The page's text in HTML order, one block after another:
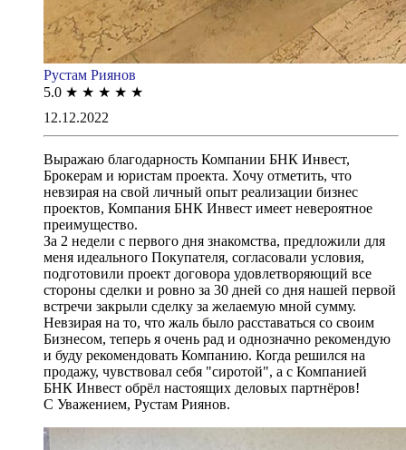
Рустам Риянов
5.0 ★ ★ ★ ★ ★
12.12.2022
Выражаю благодарность Компании БНК Инвест,
Брокерам и юристам проекта. Хочу отметить, что
невзирая на свой личный опыт реализации бизнес
проектов, Компания БНК Инвест имеет невероятное
преимущество.
За 2 недели с первого дня знакомства, предложили для
меня идеального Покупателя, согласовали условия,
подготовили проект договора удовлетворяющий все
стороны сделки и ровно за 30 дней со дня нашей первой
встречи закрыли сделку за желаемую мной сумму.
Невзирая на то, что жаль было расставаться со своим
Бизнесом, теперь я очень рад и однозначно рекомендую
и буду рекомендовать Компанию. Когда решился на
продажу, чувствовал себя "сиротой", а с Компанией
БНК Инвест обрёл настоящих деловых партнёров!
С Уважением, Рустам Риянов.